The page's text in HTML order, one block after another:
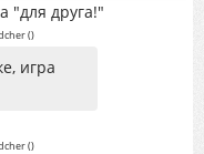
"для друга!"
()
игра
()